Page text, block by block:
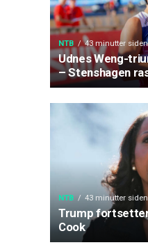
NTB 43 minutter siden
Udnes Weng-
– Stenshagen
NTB 43 minutter siden
Trump
Cook